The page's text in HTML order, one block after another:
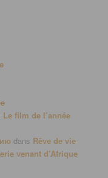
Le film de l’année
dans Rêve de vie
venant d’Afrique